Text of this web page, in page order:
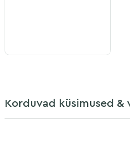
Korduvad küsimused &